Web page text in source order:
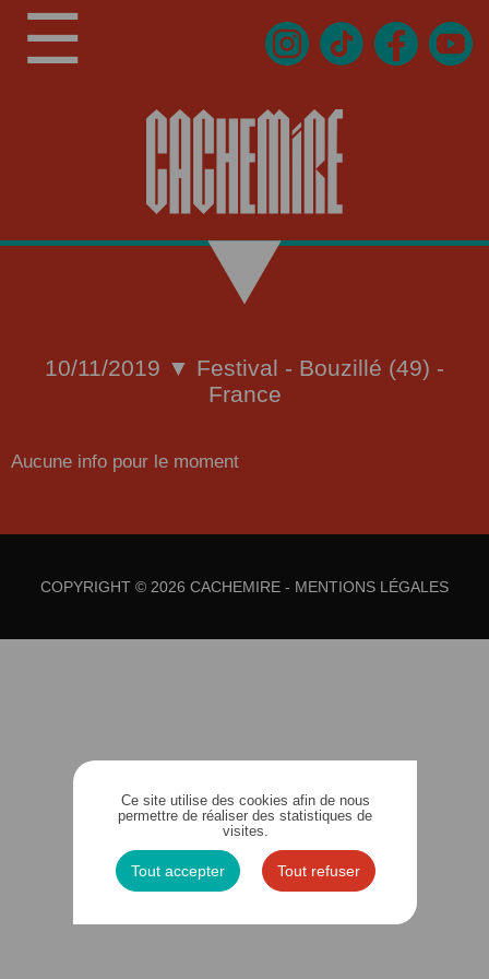
☰
10/11/2019 ▼ Festival - Bouzillé (49) -
France
Aucune info pour le moment
COPYRIGHT © 2026 CACHEMIRE - MENTIONS LÉGALES
Ce site utilise des cookies afin de nous
permettre de réaliser des statistiques de
visites.
Tout accepter Tout refuser